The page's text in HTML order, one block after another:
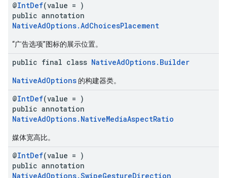
@IntDef(value = )
public annotation
NativeAdOptions.AdChoicesPlacement
“广告选项”图标的展示位置。
public final class NativeAdOptions.Builder
NativeAdOptions 的构建器类。
@IntDef(value = )
public annotation
NativeAdOptions.NativeMediaAspectRatio
媒体宽高比。
@IntDef(value = )
public annotation
NativeAdOptions.SwipeGestureDirection